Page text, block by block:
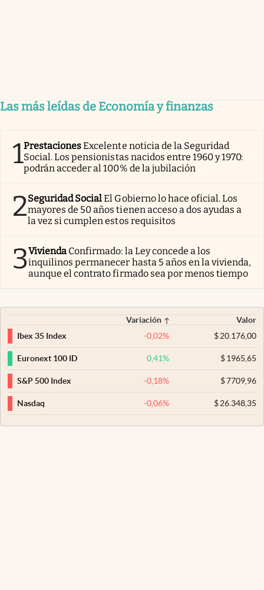
Las más leídas de Economía y finanzas
1PrestacionesExcelente noticia de la Seguridad
Social. Los pensionistas nacidos entre 1960 y 1970:
podrán acceder al 100% de la jubilación
2Seguridad SocialEl Gobierno lo hace oficial. Los
mayores de 50 años tienen acceso a dos ayudas a
la vez si cumplen estos requisitos
3Vivienda Confirmado: la Ley concede a los
inquilinos permanecer hasta 5 años en la vivienda,
aunque el contrato firmado sea por menos tiempo
Variación
Valor
Ibex 35 Index
-0,02% $20.176,00
Euronext 100 ID 0,41% $1965,65
S&P 500 Index -0,18% $7709,96
Nasdaq -0,06% $26.348,35